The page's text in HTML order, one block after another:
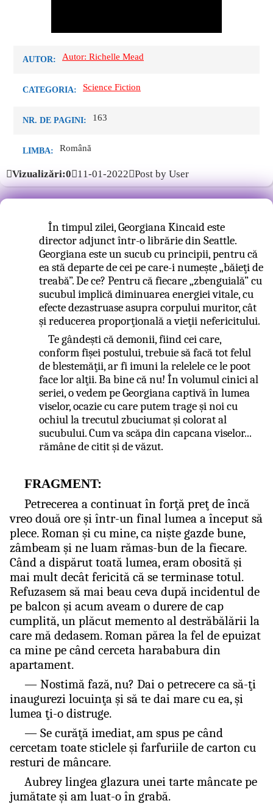
AUTOR: Autor: Richelle Mead
CATEGORIA: Science Fiction
NR. DE PAGINI: 163
LIMBA: Română
Vizualizări:0 11-01-2022 Post by User
În timpul zilei, Georgiana Kincaid este
director adjunct într-o librărie din Seattle.
Georgiana este un sucub cu principii, pentru că
ea stă departe de cei pe care-i numeşte „băieţi de
treabă”. De ce? Pentru că fiecare „zbenguială” cu
sucubul implică diminuarea energiei vitale, cu
efecte dezastruase asupra corpului muritor, cât
şi reducerea proporţională a vieţii nefericitului.
Te gândeşti că demonii, fiind cei care,
conform fişei postului, trebuie să facă tot felul
de blestemăţii, ar fi imuni la relelele ce le poot
face lor alţii. Ba bine că nu! În volumul cinici al
seriei, o vedem pe Georgiana captivă în lumea
viselor, ocazie cu care putem trage şi noi cu
ochiul la trecutul zbuciumat şi colorat al
sucubului. Cum va scăpa din capcana viselor...
rămâne de citit şi de văzut.
FRAGMENT:
Petrecerea a continuat în forţă preţ de încă
vreo două ore şi într-un final lumea a început să
plece. Roman şi cu mine, ca nişte gazde bune,
zâmbeam şi ne luam rămas-bun de la fiecare.
Când a dispărut toată lumea, eram obosită şi
mai mult decât fericită că se terminase totul.
Refuzasem să mai beau ceva după incidentul de
pe balcon şi acum aveam o durere de cap
cumplită, un plăcut memento al destrăbălării la
care mă dedasem. Roman părea la fel de epuizat
ca mine pe când cerceta harababura din
apartament.
— Nostimă fază, nu? Dai o petrecere ca să-ţi
inaugurezi locuinţa şi să te dai mare cu ea, şi
lumea ţi-o distruge.
— Se curăţă imediat, am spus pe când
cercetam toate sticlele şi farfuriile de carton cu
resturi de mâncare.
Aubrey lingea glazura unei tarte mâncate pe
jumătate şi am luat-o în grabă.